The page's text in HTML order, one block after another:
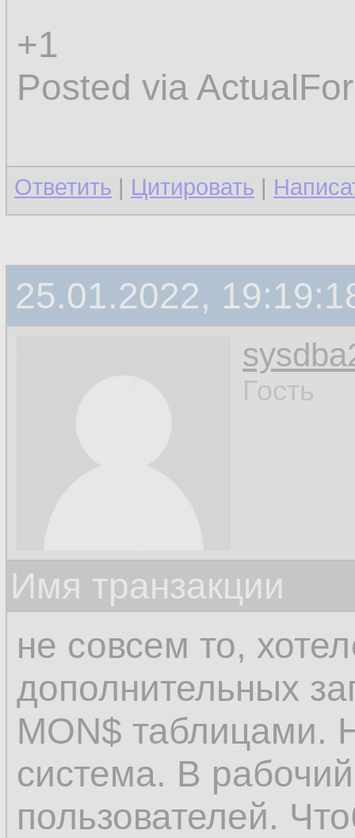
+1
Posted via
Ответить | Цитировать |
25.01.2022,
Гость
Имя транзакции
не совсем то,
дополнительных
MON$ таблицами.
система. В
пользователей.